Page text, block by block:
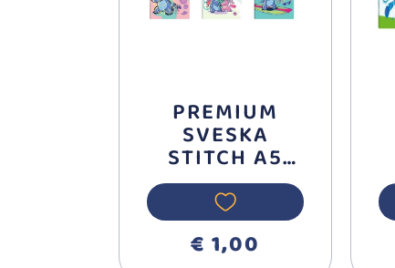
PREMIUM
SVESKA
STITCH A5
LATAJN 50
LISTA 325223
€ 1,00